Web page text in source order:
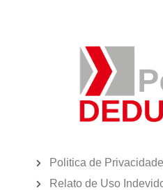
Politica de Privacidade
Relato de Uso